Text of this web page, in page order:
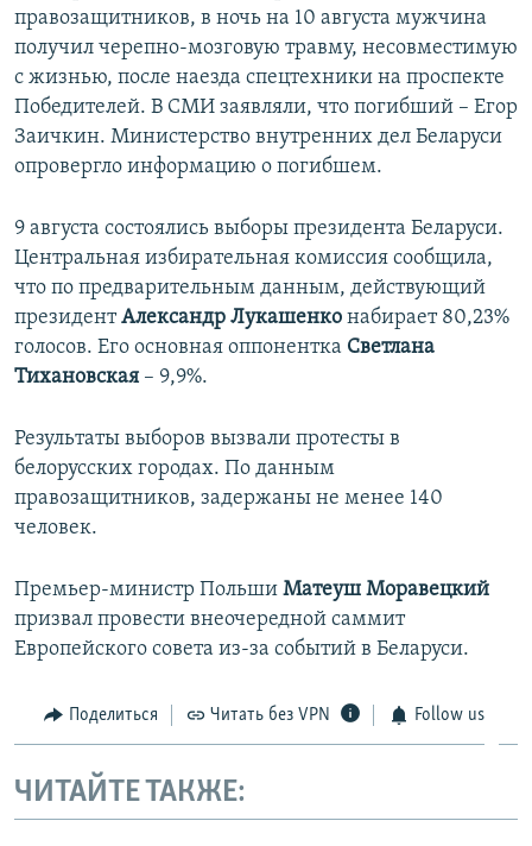
правозащитников, в ночь на 10 августа мужчина
получил черепно-мозговую травму, несовместимую
с жизнью, после наезда спецтехники на проспекте
Победителей. В СМИ заявляли, что погибший – Егор
Заичкин. Министерство внутренних дел Беларуси
опровергло информацию о погибшем.
9 августа состоялись выборы президента Беларуси.
Центральная избирательная комиссия сообщила,
что по предварительным данным, действующий
президентАлександр Лукашенко набирает 80,23%
голосов. Его основная оппонентка Светлана
Тихановская – 9,9%.
Результаты выборов вызвали протесты в
белорусских городах. По данным
правозащитников, задержаны не менее 140
человек.
Премьер-министр Польши Матеуш Моравецкий
призвал провести внеочередной саммит
Европейского совета из-за событий в Беларуси.
Поделиться Читать без VPN Follow us
ЧИТАЙТЕ ТАКЖЕ: